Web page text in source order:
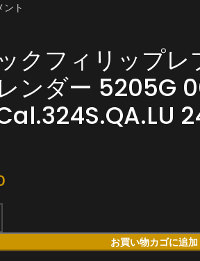
ント
クフィリップレ
ンダー 5205G
お買い物カゴに追加